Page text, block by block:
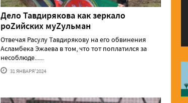
Дело Тавдирякова как зеркало
роZийских муZульман
Отвечая Расулу Тавдирякову на его обвинения
Асламбека Эжаева в том, что тот поплатился за
несоблюде......
31 ЯНВАРЯ'2024